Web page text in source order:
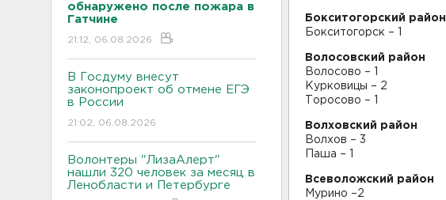
обнаружено после пожара в
Гатчине
21:12, 06.08.2026
В Госдуму внесут
законопроект об отмене ЕГЭ
в России
21:02, 06.08.2026
Волонтеры "ЛизаАлерт"
нашли 320 человек за месяц в
Ленобласти и Петербурге
Бокситогорский район
Бокситогорск – 1
Волосовский район
Волосово – 1
Курковицы – 2
Торосово – 1
Волховский район
Волхов – 3
Паша – 1
Всеволожский район
Мурино –2